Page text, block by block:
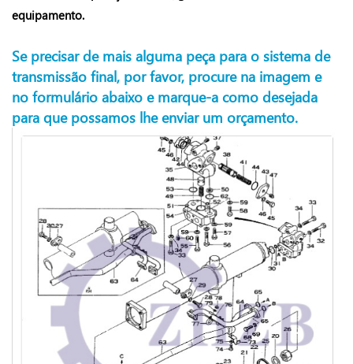
equipamento.
Se precisar de mais alguma peça para o sistema de
transmissão final, por favor, procure na imagem e
no formulário abaixo e marque-a como desejada
para que possamos lhe enviar um orçamento.